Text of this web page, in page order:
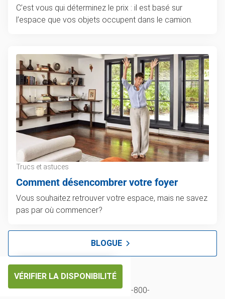
C’est vous qui déterminez le prix : il est basé sur
l’espace que vos objets occupent dans le camion.
Trucs et astuces
Comment désencombrer votre foyer
Vous souhaitez retrouver votre espace, mais ne savez
pas par où commencer?
BLOGUE
VÉRIFIER LA DISPONIBILITÉ